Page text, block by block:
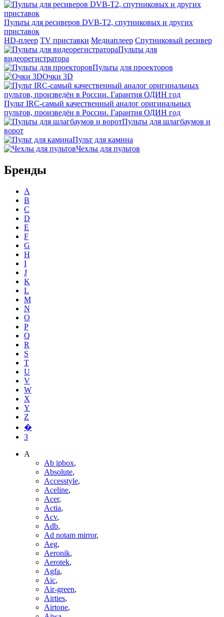
Пульты для ресиверов DVB-T2, спутниковых и других
приставок
HD-плеер TV приставки Медиаплеер Спутниковый ресивер
Пульты для
видеорегистратора
Пульты для проекторов
Очки 3D
Пульт IRC-самый качественный аналог оригинальных
пультов, произведён в России. Гарантия ОДИН год
Пульты для шлагбаумов и
ворот
Пульт для камина
Чехлы для пультов
Бренды
A
B
C
D
E
F
G
H
I
J
K
L
M
N
O
P
Q
R
S
T
U
V
W
X
Y
Z
�
3
A
Ab ipbox,
Absolute,
Accesstyle,
Aceline,
Acer,
Actia,
Acv,
Adb,
Ad notam mirror,
Aeg,
Aeronik,
Aerotek,
Agfa,
Aic,
Air-green,
Airties,
Airtone,